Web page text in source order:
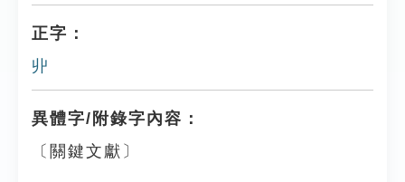
正字：
丱
異體字/附錄字內容：
〔關鍵文獻〕